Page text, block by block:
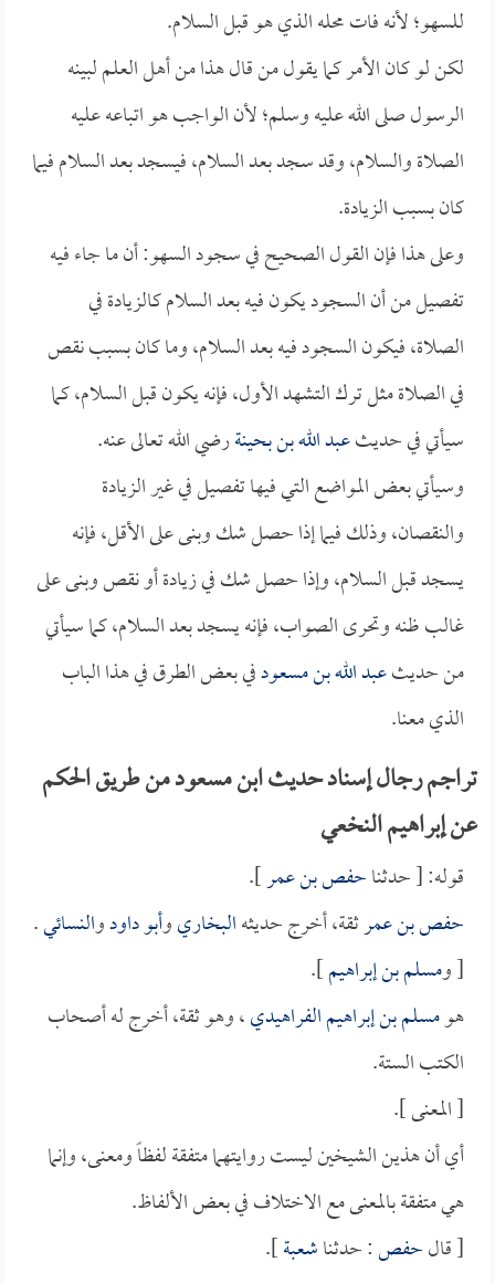
للسهو؛ لأنه فات محله الذي هو قبل السلام.
لكن لو كان الأمر كما يقول من قال هذا من أهل العلم لبينه
الرسول صلى الله عليه وسلم؛ لأن الواجب هو اتباعه عليه
الصلاة والسلام، وقد سجد بعد السلام، فيسجد بعد السلام فيما
كان بسبب الزيادة.
وعلى هذا فإن القول الصحيح في سجود السهو: أن ما جاء فيه
تفصيل من أن السجود يكون فيه بعد السلام كالزيادة في
الصلاة، فيكون السجود فيه بعد السلام، وما كان بسبب نقص
في الصلاة مثل ترك التشهد الأول، فإنه يكون قبل السلام، كما
سيأتي في حديثعبد الله بن بحينةرضي الله تعالى عنه.
وسيأتي بعض المواضع التي فيها تفصيل في غير الزيادة
والنقصان، وذلك فيما إذا حصل شك وبنى على الأقل، فإنه
يسجد قبل السلام، وإذا حصل شك في زيادة أو نقص وبنى على
غالب ظنه وتحرى الصواب، فإنه يسجد بعد السلام، كما سيأتي
من حديثعبد الله بن مسعودفي بعض الطرق في هذا الباب
الذي معنا.
تراجم رجال إسناد حديث ابن مسعود من طريق الحكم
عن إبراهيم النخعي
قوله: [ حدثناحفص بن عمر].
حفص بن عمرثقة، أخرج حديثهالبخاريوأبو داودوالنسائي.
[ ومسلم بن إبراهيم].
هومسلم بن إبراهيم الفراهيدي، وهو ثقة، أخرج له أصحاب
الكتب الستة.
[ المعنى ].
أي أن هذين الشيخين ليست روايتهما متفقة لفظاً ومعنى، وإنما
هي متفقة بالمعنى مع الاختلاف في بعض الألفاظ.
[ قالحفص: حدثناشعبة].